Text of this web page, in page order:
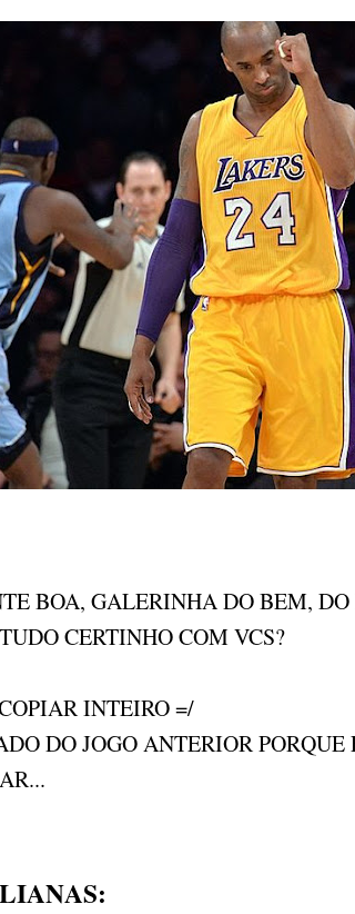
BOA, GALERINHA DO BEM,
CERTINHO COM VCS?
INTEIRO =/
DO JOGO ANTERIOR PORQUE